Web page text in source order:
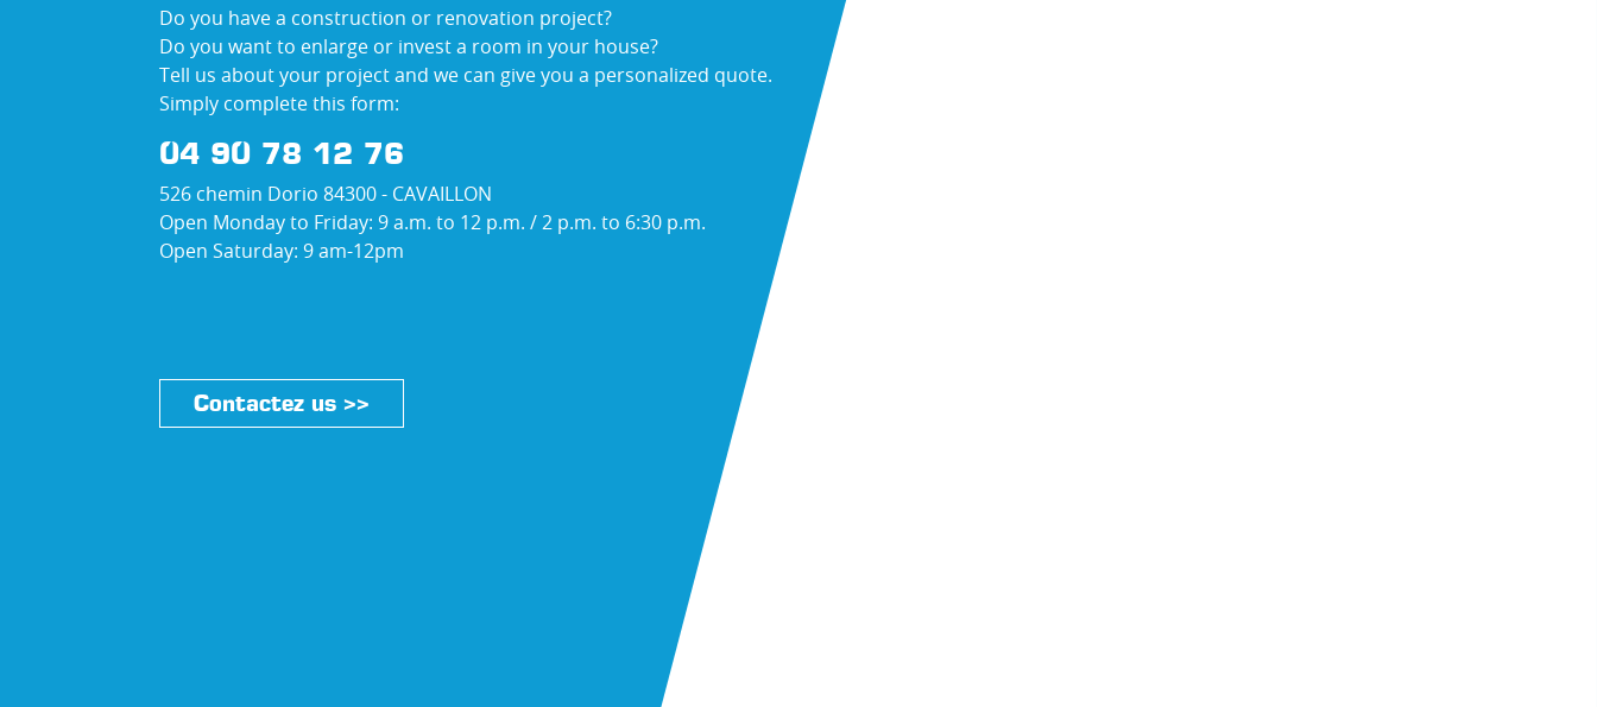
Do you have a construction or renovation project?
Do you want to enlarge or invest a room in your house?
Tell us about your project and we can give you a personalized quote.
Simply complete this form:
04 90 78 12 76
526 chemin Dorio 84300 - CAVAILLON
Open Monday to Friday: 9 a.m. to 12 p.m. / 2 p.m. to 6:30 p.m.
Open Saturday: 9 am-12pm
Contactez us >>